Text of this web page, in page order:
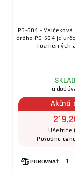
PS-604 -
dráha PS-604 je
rozmerných
u
Akčná
Ušetríte
Pôvodná
POROVNAŤ